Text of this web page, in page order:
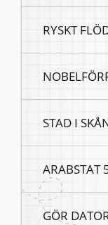
RYSKT
STAD I
ARABSTAT
GÖR